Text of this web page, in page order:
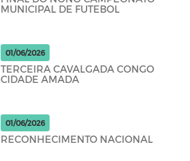
MUNICIPAL DE FUTEBOL
01/06/2026
TERCEIRA CAVALGADA CONGO
CIDADE AMADA
01/06/2026
RECONHECIMENTO NACIONAL